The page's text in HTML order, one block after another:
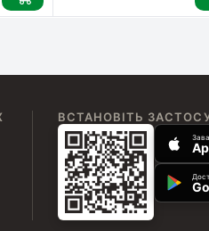
ВСТАНОВІТЬ